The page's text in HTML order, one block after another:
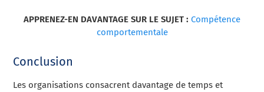
APPRENEZ-EN DAVANTAGE SUR LE SUJET : Compétence
comportementale
Conclusion
Les organisations consacrent davantage de temps et